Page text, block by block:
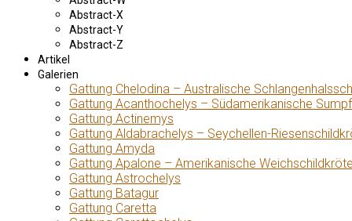
Abstract-X
Abstract-Y
Abstract-Z
Artikel
Galerien
Gattung Chelodina – Australische
Gattung Acanthochelys – Südamerikanische
Gattung Actinemys
Gattung Aldabrachelys – Seychellen-
Gattung Amyda
Gattung Apalone – Amerikanische
Gattung Astrochelys
Gattung Batagur
Gattung Caretta